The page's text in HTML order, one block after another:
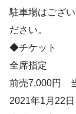
駐車場はござ
ださい。
◆チケット
全席指定
前売7,000円
2021年1月22